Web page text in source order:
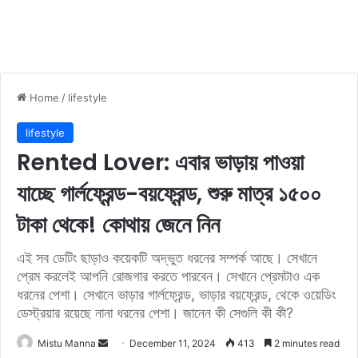
Home / lifestyle
lifestyle
Rented Lover: এবার ভাড়ায় পাওয়া
যাচ্ছে গার্লফ্রেন্ড-বয়ফ্রেন্ড, শুরু মাত্র ১৫০০
টাকা থেকে! কোথায় জেনে নিন
এই সব ডেটিং ছাড়াও কয়েকটি অদ্ভুত ধরনের সম্পর্ক আছে। সেখানে
প্রেম করলেই আপনি রোজগার করতে পারবেন। সেখানে প্রেমটাও এক
ধরনের পেশা। সেখানে ভাড়ার গার্লফ্রেন্ড, ভাড়ার বয়ফ্রেন্ড, থেকে ওয়েডিং
ডেস্ট্রয়ার রয়েছে নানা ধরনের পেশা। জানেন কী সেগুলি কী কী?
Mistu Manna December 11, 2024 413 2 minutes read